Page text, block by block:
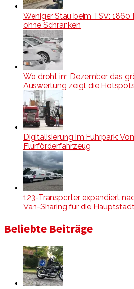
Weniger Stau beim TSV:
ohne Schranken
Wo droht im Dezember das
Auswertung zeigt die Hotspots
Digitalisierung im Fuhrpark:
Flurförderfahrzeug
123-Transporter expandiert
Van-Sharing für die Hauptstadt
Beliebte Beiträge